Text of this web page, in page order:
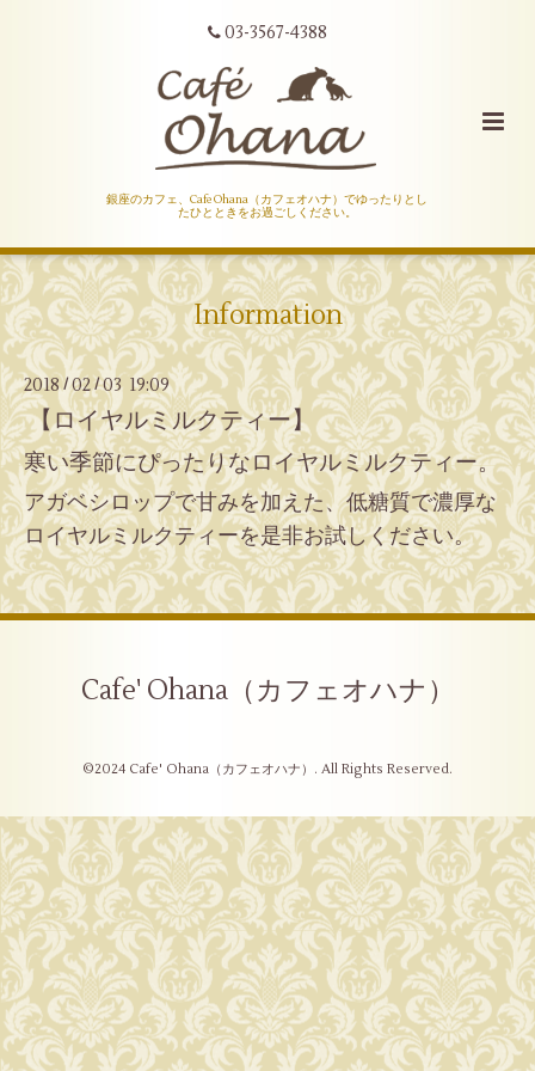
03-3567-4388
銀座のカフェ、Cafe Ohana（カフェオハナ）でゆったりとし
たひとときをお過ごしください。
Information
2018/02 /03 19:09
【ロイヤルミルクティー】
寒い季節にぴったりなロイヤルミルクティー。
アガベシロップで甘みを加えた、低糖質で濃厚な
ロイヤルミルクティーを是非お試しください。
Cafe' Ohana（カフェオハナ）
©2024 Cafe' Ohana（カフェオハナ） . All Rights Reserved.